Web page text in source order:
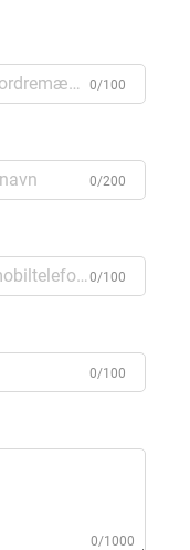
0/100
0/200
0/100
0/100
0/1000